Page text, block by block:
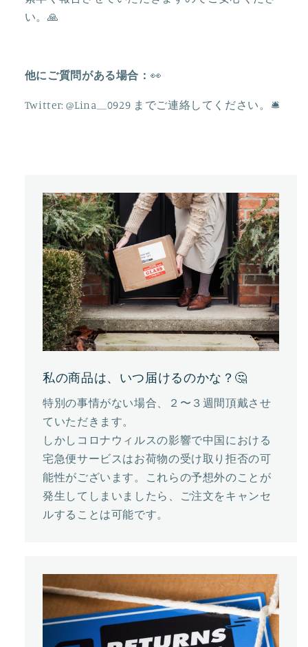
す
い。🙏
他にご質問がある場合： 👀
Twitter: @Lina__0929 までご連絡してください。 🛎
私の商品は、いつ届けるのかな？🤔
特別の事情がない場合、２〜３週間頂戴させ
ていただきます。
しかしコロナウィルスの影響で中国における
宅急便サービスはお荷物の受け取り拒否の可
能性がございます。これらの予想外のことが
発生してしまいましたら、ご注文をキャンセ
ルすることは可能です。